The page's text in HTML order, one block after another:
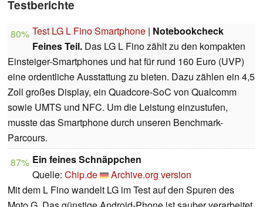
Testberichte
80% Test LG L Fino Smartphone | Notebookcheck
Feines Teil. Das LG L Fino zählt zu den kompakten
Einsteiger-Smartphones und hat für rund 160 Euro (UVP)
eine ordentliche Ausstattung zu bieten. Dazu zählen ein 4,5
Zoll großes Display, ein Quadcore-SoC von Qualcomm
sowie UMTS und NFC. Um die Leistung einzustufen,
musste das Smartphone durch unseren Benchmark-
Parcours.
87% Ein feines Schnäppchen
Quelle: Chip.de
Archive.org version
Mit dem L Fino wandelt LG im Test auf den Spuren des